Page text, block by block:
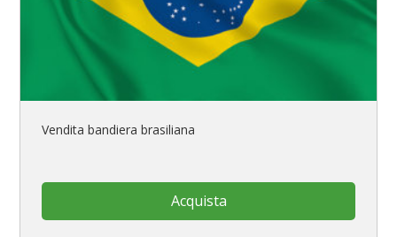
Vendita bandiera brasiliana
Acquista